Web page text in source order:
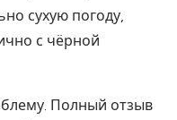
сухую погоду,
с чёрной
Полный отзыв